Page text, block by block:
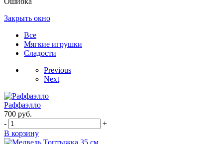
Закрыть окно
Все
Мягкие игрушки
Сладости
Previous
Next
Раффаэлло
700 руб.
-
+
В корзину